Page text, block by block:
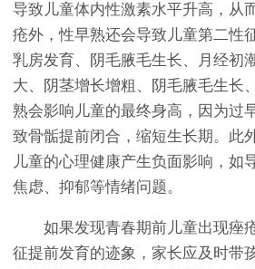
导致儿童体内性激素水平升高，从
疮外，性早熟还会导致儿童第二性
乳房发育、阴毛腋毛生长、月经初
大、阴茎增长增粗、阴毛腋毛生长
熟会影响儿童的最终身高，因为过
致骨骺提前闭合，缩短生长期。此
儿童的心理健康产生负面影响，如
焦虑、抑郁等情绪问题。
如果发现青春期前儿童出现痤
征提前发育的迹象，家长应及时带